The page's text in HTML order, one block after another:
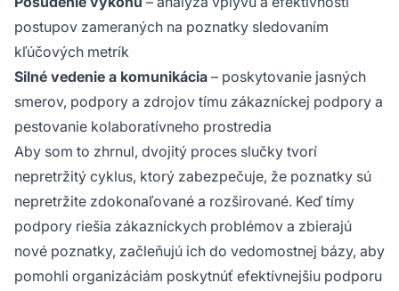
postupov zameraných na poznatky sledovaním
kľúčových metrík
Silné vedenie a komunikácia – poskytovanie jasných
smerov, podpory a zdrojov tímu zákazníckej podpory a
pestovanie kolaboratívneho prostredia
Aby som to zhrnul, dvojitý proces slučky tvorí
nepretržitý cyklus, ktorý zabezpečuje, že poznatky sú
nepretržite zdokonaľované a rozširované. Keď tímy
podpory riešia zákazníckych problémov a zbierajú
nové poznatky, začleňujú ich do vedomostnej bázy, aby
pomohli organizáciám poskytnúť efektívnejšiu podporu